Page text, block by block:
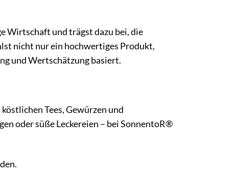
Wirtschaft und trägst dazu bei, die
nicht nur ein hochwertiges Produkt,
und Wertschätzung basiert.
Tees, Gewürzen und
oder süße Leckereien – bei SonnentoR®